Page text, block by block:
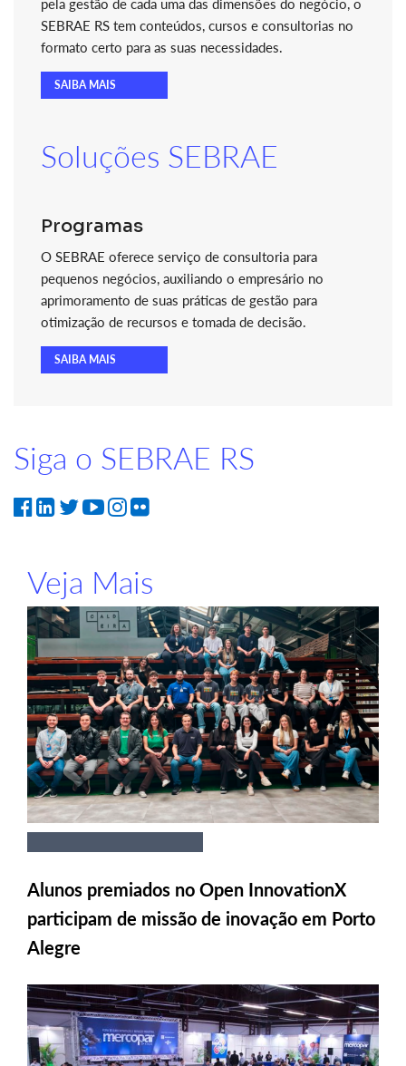
pela gestão de cada uma das dimensões do negócio, o
SEBRAE RS tem conteúdos, cursos e consultorias no
formato certo para as suas necessidades.
SAIBA MAIS
Soluções SEBRAE
Programas
O SEBRAE oferece serviço de consultoria para
pequenos negócios, auxiliando o empresário no
aprimoramento de suas práticas de gestão para
otimização de recursos e tomada de decisão.
SAIBA MAIS
Siga o SEBRAE RS
Veja Mais
Alunos premiados no Open InnovationX
participam de missão de inovação em Porto
Alegre